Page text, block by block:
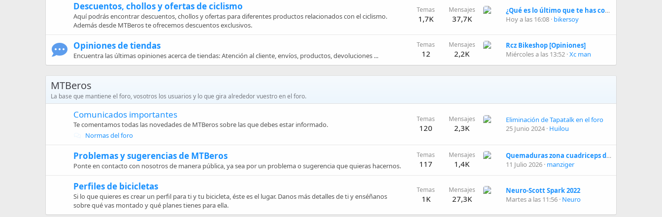
Descuentos, chollos y ofertas de ciclismo
Aquí podrás encontrar descuentos, chollos y ofertas para diferentes productos relacionados con el ciclismo.
Además desde MTBeros te ofrecemos descuentos exclusivos.
Temas
1,7K
Mensajes
37,7K
¿Qué es lo último que te has comprado?
Hoy a las 16:08 bikersoy
Opiniones de tiendas
Encuentra las últimas opiniones acerca de tiendas: Atención al cliente, envíos, productos, devoluciones ...
Temas
12
Mensajes
2,2K
Rcz Bikeshop [Opiniones]
Miércoles a las 13:52 Xc man
MTBeros
La base que mantiene el foro, vosotros los usuarios y lo que gira alrededor vuestro en el foro.
Comunicados importantes
Te comentamos todas las novedades de MTBeros sobre las que debes estar informado.
Normas del foro
Temas
120
Mensajes
2,3K
Eliminación de Tapatalk en el foro
25 Junio 2024 Huilou
Problemas y sugerencias de MTBeros
Ponte en contacto con nosotros de manera pública, ya sea por un problema o sugerencia que quieras hacernos.
Temas
117
Mensajes
1,4K
Quemaduras zona cuadriceps debajo del culote
11 Julio 2026 manziger
Perfiles de bicicletas
Si lo que quieres es crear un perfil para ti y tu bicicleta, éste es el lugar. Danos más detalles de ti y enséñanos
sobre qué vas montado y qué planes tienes para ella.
Temas
1K
Mensajes
27,3K
Neuro-Scott Spark 2022
Martes a las 11:56 Neuro